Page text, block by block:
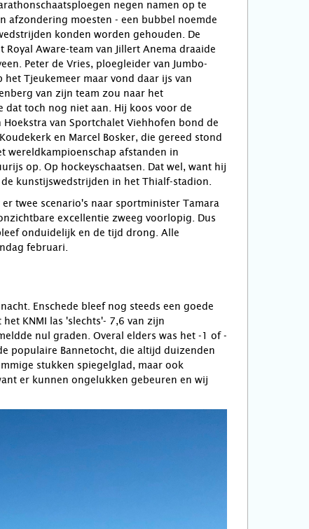
negen namen op te
afzondering moesten - een bubbel noemde
konden worden gehouden. De
Aware-team van Jillert Anema draaide
Peter de Vries, ploegleider van Jumbo-
Tjeukemeer maar vond daar ijs van
van zijn team zou naar het
dat toch nog niet aan. Hij koos voor de
van Sportchalet Viehhofen bond de
en Marcel Bosker, die gereed stond
wereldkampioenschap afstanden in
op. Op hockeyschaatsen. Dat wel, want hij
kunstijswedstrijden in het Thialf-stadion.
twee scenario's naar sportminister Tamara
excellentie zweeg voorlopig. Dus
onduidelijk en de tijd drong. Alle
februari.
Enschede bleef nog steeds een goede
KNMI las 'slechts'- 7,6 van zijn
nul graden. Overal elders was het -1 of -
populaire Bannetocht, die altijd duizenden
stukken spiegelglad, maar ook
er kunnen ongelukken gebeuren en wij